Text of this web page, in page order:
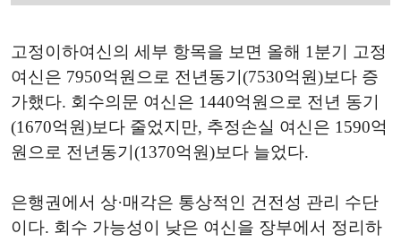
고정이하여신의 세부 항목을 보면 올해 1분기 고정
여신은 7950억원으로 전년동기(7530억원)보다 증
가했다. 회수의문 여신은 1440억원으로 전년 동기
(1670억원)보다 줄었지만, 추정손실 여신은 1590억
원으로 전년동기(1370억원)보다 늘었다.
은행권에서 상·매각은 통상적인 건전성 관리 수단
이다. 회수 가능성이 낮은 여신을 장부에서 정리하